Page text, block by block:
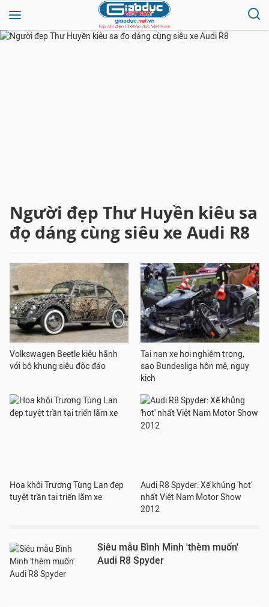
Người đẹp Thư Huyền kiêu sa
đọ dáng cùng siêu xe Audi R8
Volkswagen Beetle kiêu hãnh
với bộ khung siêu độc đáo
Tai nạn xe hơi nghiêm trọng,
sao Bundesliga hôn mê, nguy
kịch
Hoa khôi Trương Tùng Lan đẹp
tuyệt trần tại triển lãm xe
Audi R8 Spyder: Xế khủng 'hot'
nhất Việt Nam Motor Show
2012
Siêu mẫu Bình Minh 'thèm muốn'
Audi R8 Spyder